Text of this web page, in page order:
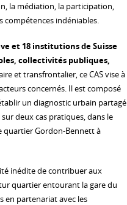
la médiation, la participation,
compétences indéniables.
et 18 institutions de Suisse
collectivités publiques,
et transfrontalier, ce CAS vise à
concernés. Il est composé
un diagnostic urbain partagé
deux cas pratiques, dans le
quartier Gordon-Bennett à
inédite de contribuer aux
quartier entourant la gare du
en partenariat avec les